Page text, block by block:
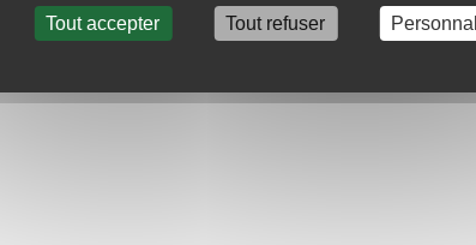
Tout accepter Tout refuser